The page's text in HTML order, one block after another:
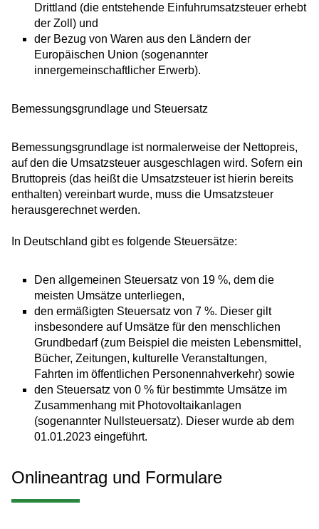
Drittland (die entstehende Einfuhrumsatzsteuer erhebt
der Zoll) und
der Bezug von Waren aus den Ländern der
Europäischen Union (sogenannter
innergemeinschaftlicher Erwerb).
Bemessungsgrundlage und Steuersatz
Bemessungsgrundlage ist normalerweise der Nettopreis,
auf den die Umsatzsteuer ausgeschlagen wird. Sofern ein
Bruttopreis (das heißt die Umsatzsteuer ist hierin bereits
enthalten) vereinbart wurde, muss die Umsatzsteuer
herausgerechnet werden.
In Deutschland gibt es folgende Steuersätze:
Den allgemeinen Steuersatz von 19 %, dem die
meisten Umsätze unterliegen,
den ermäßigten Steuersatz von 7 %. Dieser gilt
insbesondere auf Umsätze für den menschlichen
Grundbedarf (zum Beispiel die meisten Lebensmittel,
Bücher, Zeitungen, kulturelle Veranstaltungen,
Fahrten im öffentlichen Personennahverkehr) sowie
den Steuersatz von 0 % für bestimmte Umsätze im
Zusammenhang mit Photovoltaikanlagen
(sogenannter Nullsteuersatz). Dieser wurde ab dem
01.01.2023 eingeführt.
Onlineantrag und Formulare